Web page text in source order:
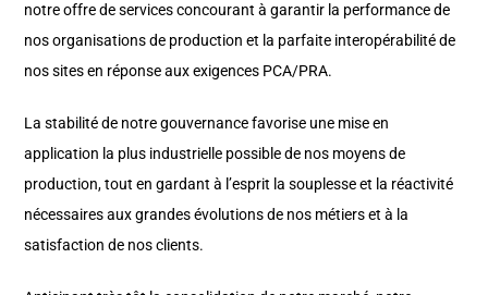
notre offre de services concourant à garantir la performance de
nos organisations de production et la parfaite interopérabilité de
nos sites en réponse aux exigences PCA/PRA.
La stabilité de notre gouvernance favorise une mise en
application la plus industrielle possible de nos moyens de
production, tout en gardant à l’esprit la souplesse et la réactivité
nécessaires aux grandes évolutions de nos métiers et à la
satisfaction de nos clients.